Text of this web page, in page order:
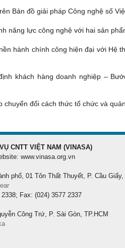
Bản đồ giải pháp Công nghệ số
năng lực công nghệ với hai sản
hành chính công hiện đại với Hệ
khách hàng doanh nghiệp –
chuyển đổi cách thức tổ chức và
CNTT VIỆT NAM (VINASA)
www.vinasa.org.vn
phố, 01 Tôn Thất Thuyết, P. Cầu Giấy,
Fax: (024) 3577 2337
Công Trứ, P. Sài Gòn, TP.HCM